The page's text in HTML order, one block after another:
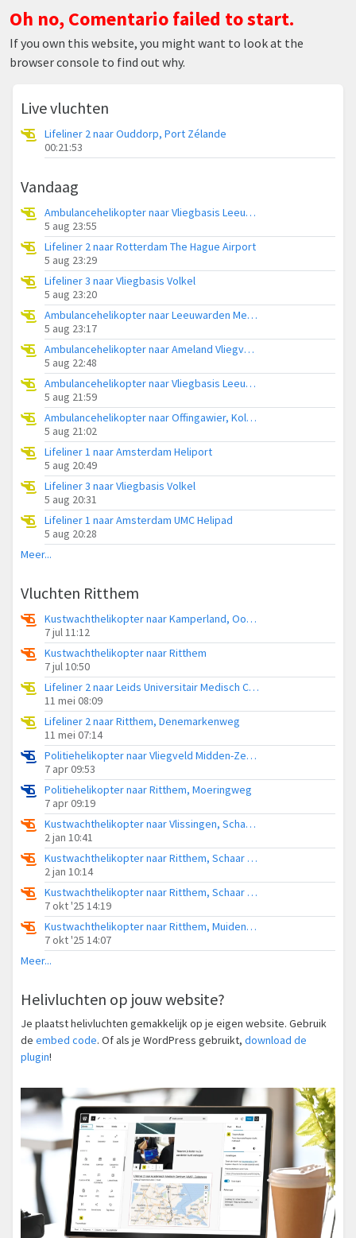
Oh no, Comentario failed to start.
If you own this website, you might want to look at the
browser console to find out why.
Live vluchten
Lifeliner 2 naar Ouddorp, Port Zélande
00:21:53
Vandaag
Ambulancehelikopter naar Vliegbasis Leeuwarden
5 aug 23:55
Lifeliner 2 naar Rotterdam The Hague Airport
5 aug 23:29
Lifeliner 3 naar Vliegbasis Volkel
5 aug 23:20
Ambulancehelikopter naar Leeuwarden Medical Center Heliport
5 aug 23:17
Ambulancehelikopter naar Ameland Vliegveld Ballum
5 aug 22:48
Ambulancehelikopter naar Vliegbasis Leeuwarden
5 aug 21:59
Ambulancehelikopter naar Offingawier, Kolmarslân
5 aug 21:02
Lifeliner 1 naar Amsterdam Heliport
5 aug 20:49
Lifeliner 3 naar Vliegbasis Volkel
5 aug 20:31
Lifeliner 1 naar Amsterdam UMC Helipad
5 aug 20:28
Meer...
Vluchten Ritthem
Kustwachthelikopter naar Kamperland, Oost-westweg
7 jul 11:12
Kustwachthelikopter naar Ritthem
7 jul 10:50
Lifeliner 2 naar Leids Universitair Medisch Centrum (LUMC)
11 mei 08:09
Lifeliner 2 naar Ritthem, Denemarkenweg
11 mei 07:14
Politiehelikopter naar Vliegveld Midden-Zeeland
7 apr 09:53
Politiehelikopter naar Ritthem, Moeringweg
7 apr 09:19
Kustwachthelikopter naar Vlissingen, Schaar van Spijkerplaat
2 jan 10:41
Kustwachthelikopter naar Ritthem, Schaar van Spijkerplaat
2 jan 10:14
Kustwachthelikopter naar Ritthem, Schaar van Spijkerplaat
7 okt '25 14:19
Kustwachthelikopter naar Ritthem, Muidenweg
7 okt '25 14:07
Meer...
Helivluchten op jouw website?
Je plaatst helivluchten gemakkelijk op je eigen website. Gebruik
de embed code. Of als je WordPress gebruikt, download de
plugin!